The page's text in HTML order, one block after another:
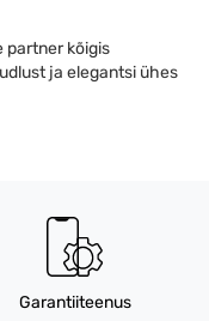
partner kõigis
ja elegantsi ühes
Garantiiteenus